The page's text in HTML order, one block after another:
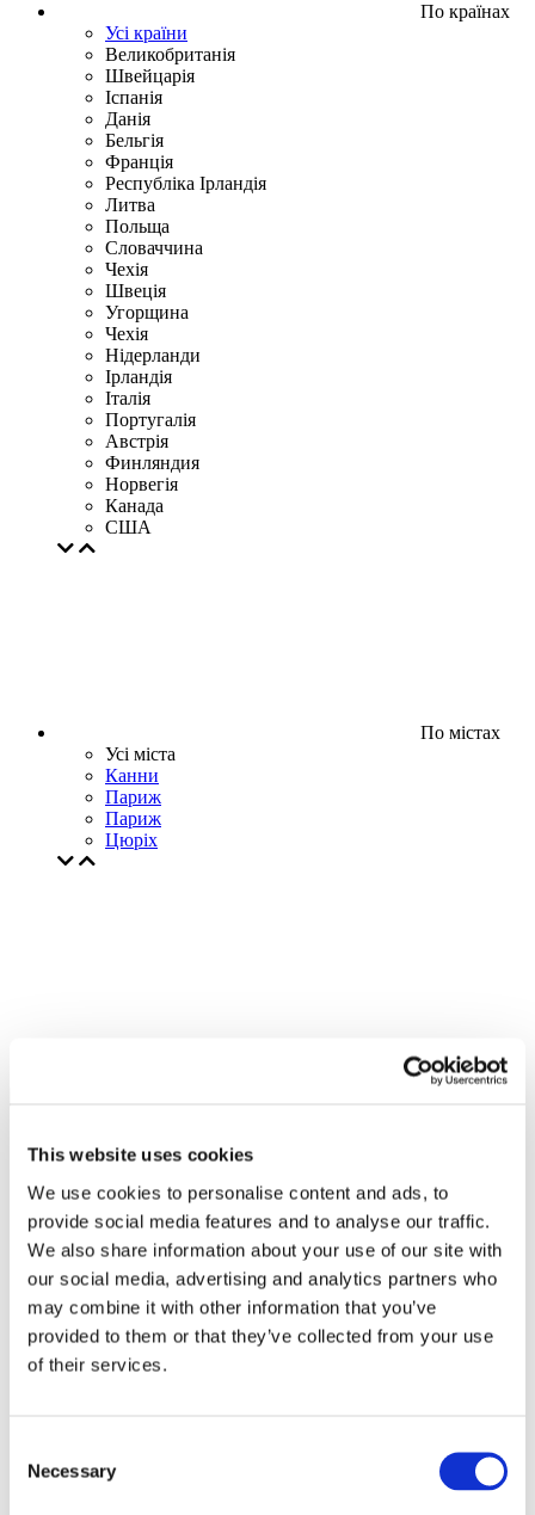
This website uses cookies
We use cookies to personalise content and ads, to
provide social media features and to analyse our traffic.
We also share information about your use of our site with
our social media, advertising and analytics partners who
may combine it with other information that you’ve
provided to them or that they’ve collected from your use
of their services.
Selection
Necessary
По країнах
Усі країни
Великобританія
Швейцарія
Іспанія
Данія
Бельгія
Франція
Республіка Ірландія
Литва
Польща
Словаччина
Чехія
Швецiя
Угорщина
Чехія
Нідерланди
Iрландія
Iталiя
Португалія
Австрія
Финляндия
Норвегія
Канада
США
По містах
Усі міста
Канни
Париж
Париж
Цюрiх
Всі заходи